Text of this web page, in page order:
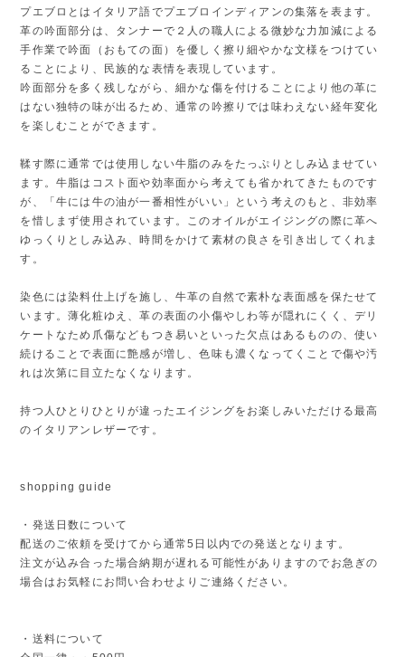
プエブロとはイタリア語でプエブロインディアンの集落を表ます。
革の吟面部分は、タンナーで２人の職人による微妙な力加減による
手作業で吟面（おもての面）を優しく擦り細やかな文様をつけてい
ることにより、民族的な表情を表現しています。
吟面部分を多く残しながら、細かな傷を付けることにより他の革に
はない独特の味が出るため、通常の吟擦りでは味わえない経年変化
を楽しむことができます。
鞣す際に通常では使用しない牛脂のみをたっぷりとしみ込ませてい
ます。牛脂はコスト面や効率面から考えても省かれてきたものです
が、「牛には牛の油が一番相性がいい」という考えのもと、非効率
を惜しまず使用されています。このオイルがエイジングの際に革へ
ゆっくりとしみ込み、時間をかけて素材の良さを引き出してくれま
す。
染色には染料仕上げを施し、牛革の自然で素朴な表面感を保たせて
います。薄化粧ゆえ、革の表面の小傷やしわ等が隠れにくく、デリ
ケートなため爪傷などもつき易いといった欠点はあるものの、使い
続けることで表面に艶感が増し、色味も濃くなってくことで傷や汚
れは次第に目立たなくなります。
持つ人ひとりひとりが違ったエイジングをお楽しみいただける最高
のイタリアンレザーです。
shopping guide
・発送日数について
配送のご依頼を受けてから通常5日以内での発送となります。
注文が込み合った場合納期が遅れる可能性がありますのでお急ぎの
場合はお気軽にお問い合わせよりご連絡ください。
・送料について